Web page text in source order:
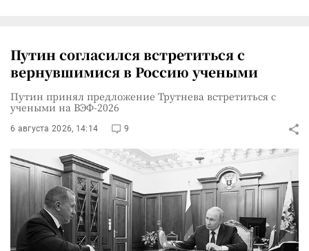
Путин согласился встретиться с
вернувшимися в Россию учеными
Путин принял предложение Трутнева встретиться с
учеными на ВЭФ-2026
6 августа 2026, 14:14 9